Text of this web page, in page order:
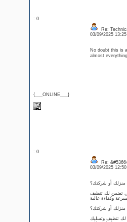
: 0
{___ONLINE___}
Re:
03/09/2025
No doubt this is
almost
: 0
Re:
03/09/2025
منزلك أو شركتك؟
تضمن لك تنظيف
منزلك أو شركتك؟
لك تنظيف وتسليك